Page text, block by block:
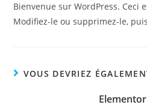
Bienvenue sur WordPress. Ceci
Modifiez-le ou supprimez-le,
VOUS DEVRIEZ